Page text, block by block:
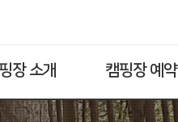
장 소개 캠핑장 예약